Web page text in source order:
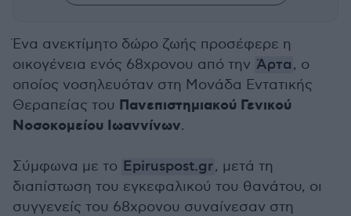
Ένα ανεκτίμητο δώρο ζωής προσέφερε η
οικογένεια ενός 68χρονου από την Άρτα, ο
οποίος νοσηλευόταν στη Μονάδα Εντατικής
Θεραπείας του Πανεπιστημιακού Γενικού
Νοσοκομείου Ιωαννίνων.
Σύμφωνα με το Epiruspost.gr, μετά τη
διαπίστωση του εγκεφαλικού του θανάτου, οι
συγγενείς του 68χρονου συναίνεσαν στη